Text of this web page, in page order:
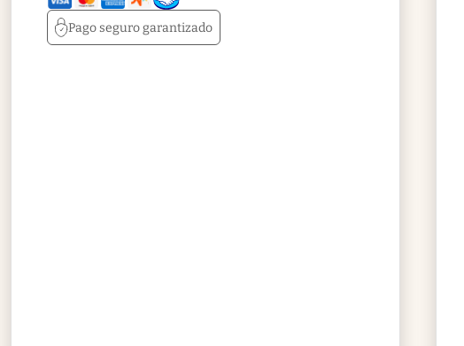
Pago segurogarantizado